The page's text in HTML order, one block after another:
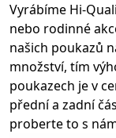
Vyrábíme Hi-
nebo rodinné
našich poukazů
množství, tím
poukazech je v
přední a zadní
proberte to s